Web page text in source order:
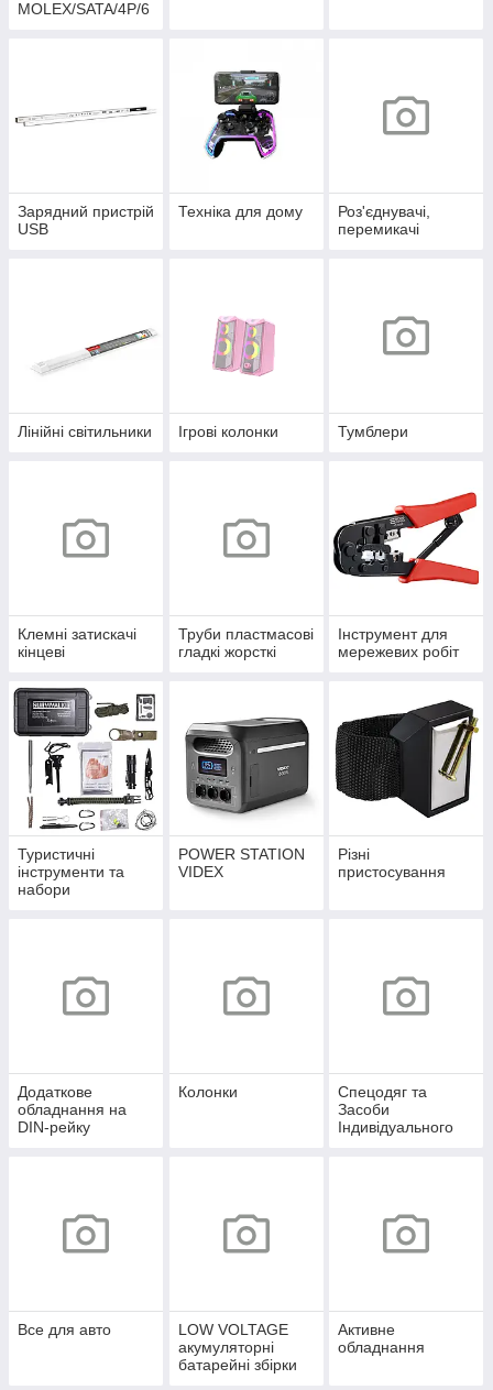
MOLEX/SATA/4P/6
Зарядний пристрій
USB
Техніка для дому
Роз'єднувачі,
перемикачі
Лінійні світильники Ігрові колонки Тумблери
Клемні затискачі
кінцеві
Труби пластмасові
гладкі жорсткі
Інструмент для
мережевих робіт
Туристичні
інструменти та
набори
POWER STATION
VIDEX
Різні
пристосування
Додаткове
обладнання на
DIN-рейку
Колонки
Спецодяг та
Засоби
Індивідуального
Все для авто
LOW VOLTAGE
акумуляторні
батарейні збірки
Активне
обладнання